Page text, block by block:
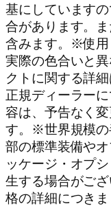
基にしています
合があります。
含みます。※使用
実際の色合いと
クトに関する詳
正規ディーラー
容は、予告なく
す。※世界規模の
部の標準装備や
ッケージ・オプ
生する場合がご
格の詳細につき